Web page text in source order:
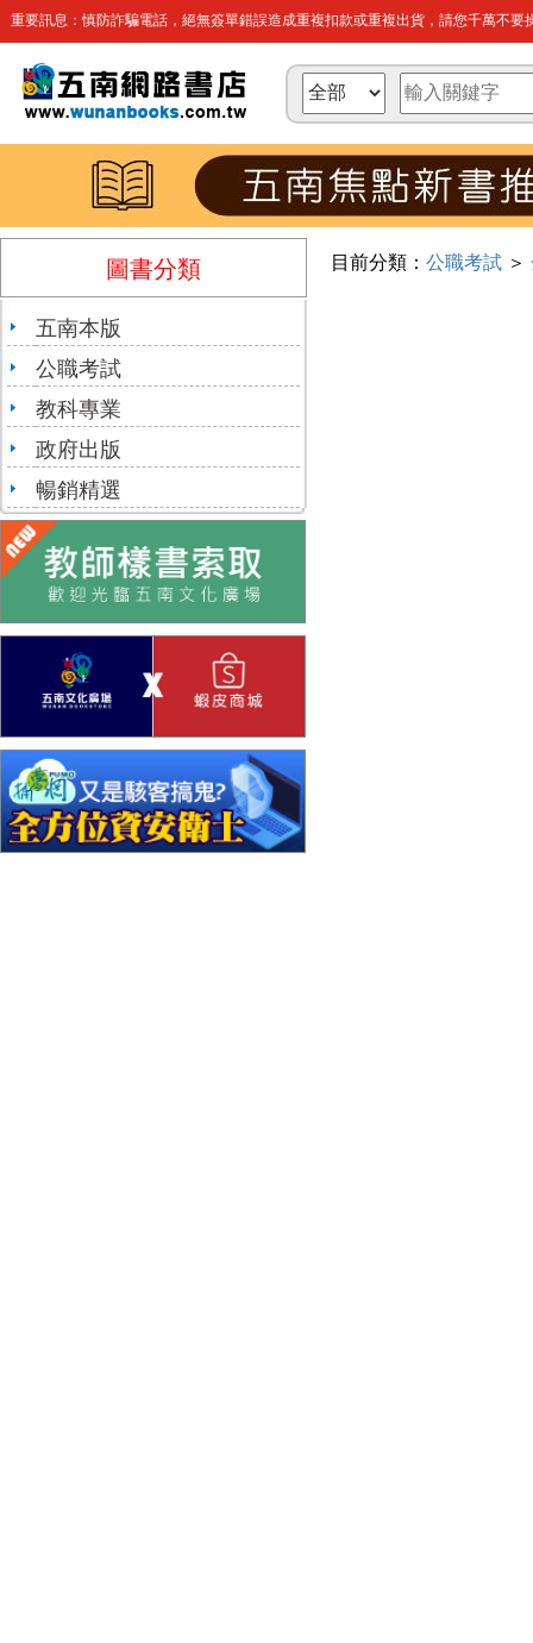
重要訊息：慎防詐騙電話，絕無簽單錯誤造成重複扣款或重複出貨，請您千萬不要
圖書分類
五南本版
公職考試
教科專業
政府出版
暢銷精選
目前分類： 公職考試 ＞